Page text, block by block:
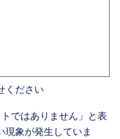
ください
ではありません」と表
象が発生していま